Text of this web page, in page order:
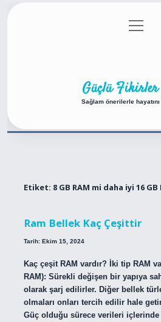
Gizlilik Politikası
menüyü
aç
Güçlü Fikirler
Sağlam önerilerle
Etiket: 8 GB RAM mi daha iyi 16 GB
Ram Bellek Kaç Çeşittir
Tarih: Ekim 15, 2024
Kaç çeşit RAM vardır? İki tip RAM
RAM): Sürekli değişen bir yapıya
olarak şarj edilirler. Diğer bellek
olmaları onları tercih edilir hale
Güç olduğu sürece verileri içlerinde